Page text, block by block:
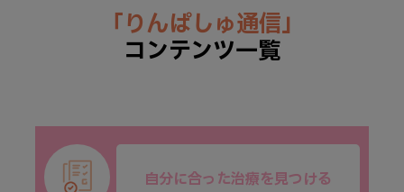
「りんぱしゅ通信」
コンテンツ一覧
自分に合った治療を見つける